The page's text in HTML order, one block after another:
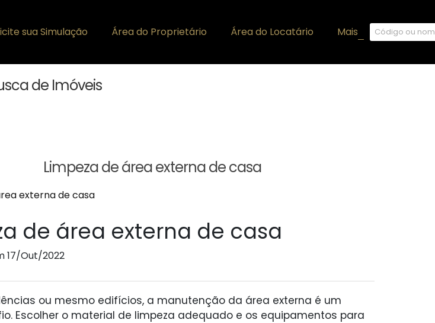
Mais
Área do Locatário
Área do Proprietário
sua Simulação
de Imóveis
Limpeza de área externa de casa
de área externa de casa
17/Out/2022
ou mesmo edifícios, a manutenção da área externa é um
Escolher o material de limpeza adequado e os equipamentos para